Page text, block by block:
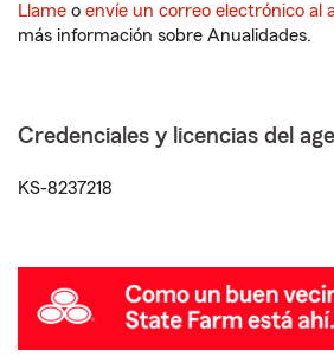
Llame o envíe un correo electrónico al
más información sobre Anualidades.
Credenciales y licencias del
KS-8237218